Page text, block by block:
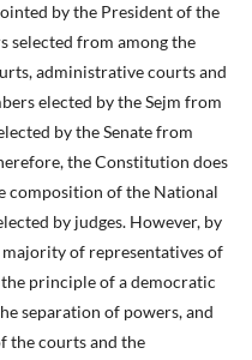
by the President of the
selected from among the
administrative courts and
elected by the Sejm from
by the Senate from
the Constitution does
composition of the National
by judges. However, by
of representatives of
principle of a democratic
separation of powers, and
the courts and the